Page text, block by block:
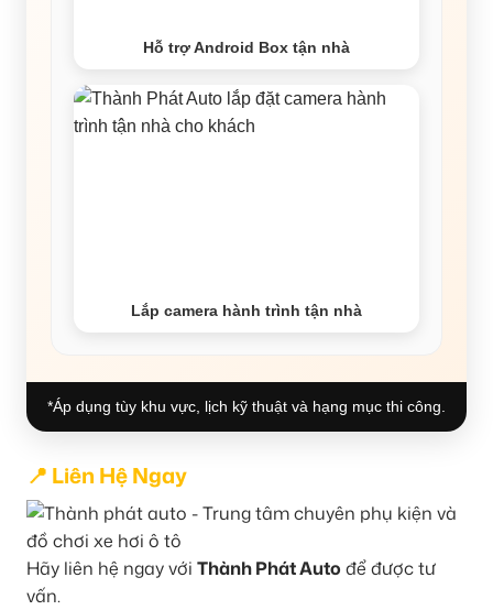
Hỗ trợ Android Box tận nhà
Lắp camera hành trình tận nhà
*Áp dụng tùy khu vực, lịch kỹ thuật và hạng mục thi công.
📍 Liên Hệ Ngay
Hãy liên hệ ngay với Thành Phát Auto để được tư
vấn.